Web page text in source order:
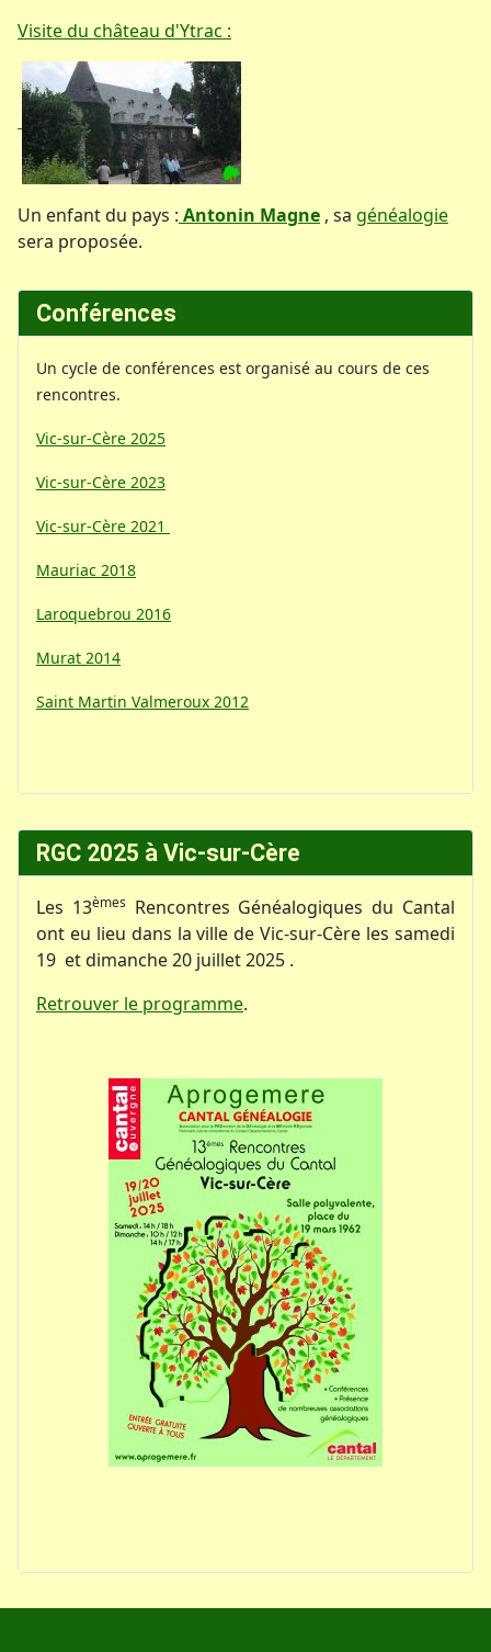
RGC 2025 à Vic-sur-Cère
Les 13èmes Rencontres Généalogiques du Cantal
ont eu lieu dans la ville de Vic-sur-Cère les samedi
19 et dimanche 20 juillet 2025 .
Retrouver le programme.
Visite du château d'Ytrac :
Un enfant du pays : Antonin Magne , sa généalogie
sera proposée.
Conférences
Un cycle de conférences est organisé au cours de ces
rencontres.
Vic-sur-Cère 2025
Vic-sur-Cère 2023
Vic-sur-Cère 2021
Mauriac 2018
Laroquebrou 2016
Murat 2014
Saint Martin Valmeroux 2012